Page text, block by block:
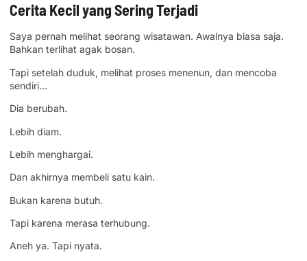
Cerita Kecil yang Sering Terjadi
Saya pernah melihat seorang wisatawan. Awalnya biasa saja.
Bahkan terlihat agak bosan.
Tapi setelah duduk, melihat proses menenun, dan mencoba
sendiri…
Dia berubah.
Lebih diam.
Lebih menghargai.
Dan akhirnya membeli satu kain.
Bukan karena butuh.
Tapi karena merasa terhubung.
Aneh ya. Tapi nyata.